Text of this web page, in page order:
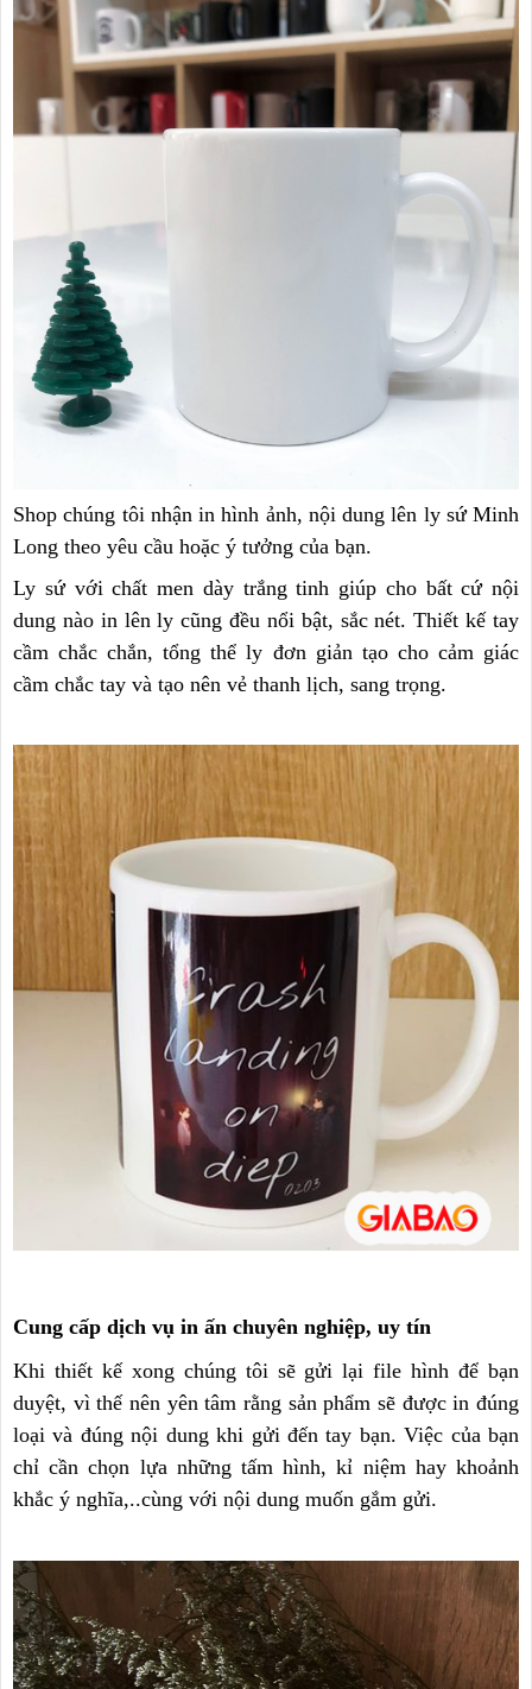
Shop chúng tôi nhận in hình ảnh, nội dung lên ly sứ Minh
Long theo yêu cầu hoặc ý tưởng của bạn.
Ly sứ với chất men dày trắng tinh giúp cho bất cứ nội
dung nào in lên ly cũng đều nổi bật, sắc nét. Thiết kế tay
cầm chắc chắn, tổng thể ly đơn giản tạo cho cảm giác
cầm chắc tay và tạo nên vẻ thanh lịch, sang trọng.
Cung cấp dịch vụ in ấn chuyên nghiệp, uy tín
Khi thiết kế xong chúng tôi sẽ gửi lại file hình để bạn
duyệt, vì thế nên yên tâm rằng sản phẩm sẽ được in đúng
loại và đúng nội dung khi gửi đến tay bạn. Việc của bạn
chỉ cần chọn lựa những tấm hình, kỉ niệm hay khoảnh
khắc ý nghĩa,..cùng với nội dung muốn gắm gửi.